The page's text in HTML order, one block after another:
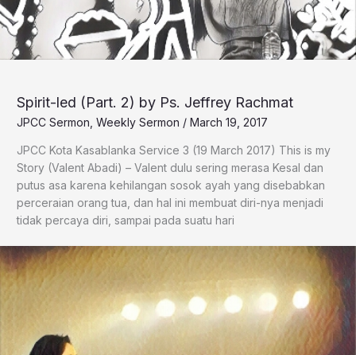
Spirit-led (Part. 2) by Ps. Jeffrey Rachmat
JPCC Sermon Weekly Sermon / March 19, 2017
​JPCC Kota Kasablanka Service 3 (19 March 2017) This is my
Story (Valent Abadi) – Valent dulu sering merasa Kesal dan
putus asa karena kehilangan sosok ayah yang disebabkan
perceraian orang tua, dan hal ini membuat diri-nya menjadi
tidak percaya diri, sampai pada suatu hari